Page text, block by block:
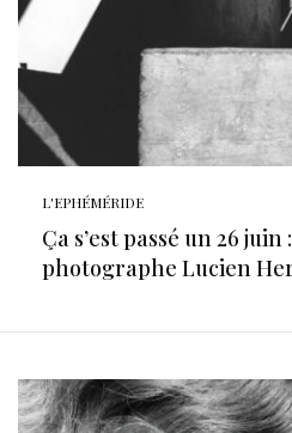
L'EPHÉMÉRIDE
Ça s’est passé un 26
photographe Lucien